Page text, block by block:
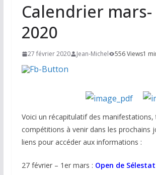
Calendrier
2020
27 février 2020 Jean-Michel 556 Views1
Voici un récapitulatif des
compétitions à venir dans les prochains
liens pour accéder aux informations :
27 février – 1er mars : Open de Sélestat